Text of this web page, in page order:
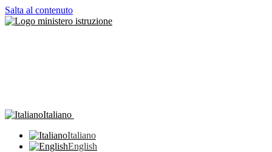
Salta al contenuto
Italiano
Italiano
English